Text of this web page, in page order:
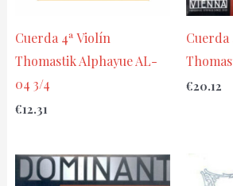
Cuerda 4ª Violín
Thomastik Alphayue AL-
04 3/4
€12.31
Cuerda
€20.12